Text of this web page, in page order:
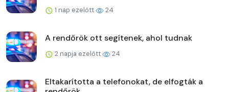
1 nap ezelőtt 24
A rendőrök ott segítenek, ahol tudnak
2 napja ezelőtt 24
Eltakarította a telefonokat, de elfogták a